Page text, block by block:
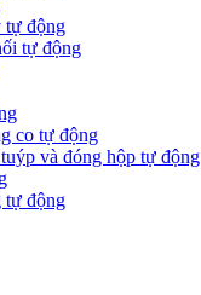
tự động
tự động
co tự động
và đóng hộp tự động
tự động